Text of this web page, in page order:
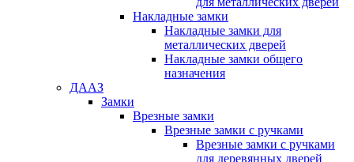
Накладные замки
Накладные замки для
металлических дверей
Накладные замки общего
назначения
ДААЗ
Замки
Врезные замки
Врезные замки с ручками
Врезные замки с ручками
для деревянных дверей